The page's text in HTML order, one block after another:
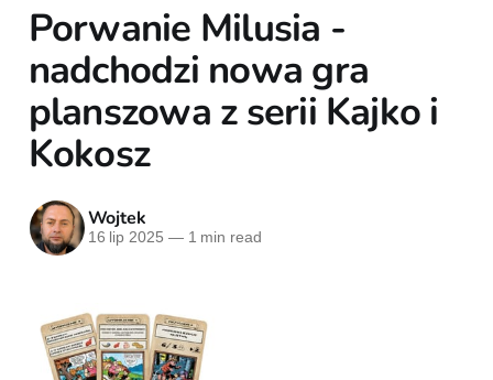
Porwanie Milusia -
nadchodzi nowa gra
planszowa z serii Kajko i
Kokosz
Wojtek
16 lip 2025 —1 min read